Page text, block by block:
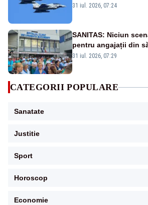
Eurofighter britanice
31 iul. 2026, 07:24
SANITAS: Niciun
pentru angajații din
Legii salarizării
31 iul. 2026, 07:29
CATEGORII POPULARE
Sanatate
Justitie
Sport
Horoscop
Economie